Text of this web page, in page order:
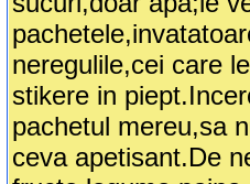
neregulile,cei care
stikere in
pachetul mereu,sa
ceva apetisant.De